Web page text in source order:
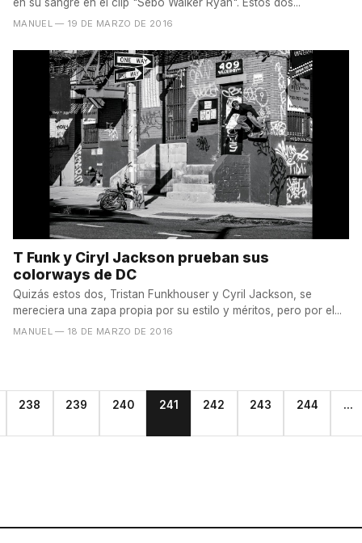
MANUEL — 19 DE MARZO DE 2016
T Funk y Ciryl Jackson prueban sus
colorways de DC
Quizás estos dos, Tristan Funkhouser y Cyril Jackson, se
mereciera una zapa propia por su estilo y méritos, pero por el...
MANUEL — 18 DE MARZO DE 2016
238 239 240 241 242 243 244 ...